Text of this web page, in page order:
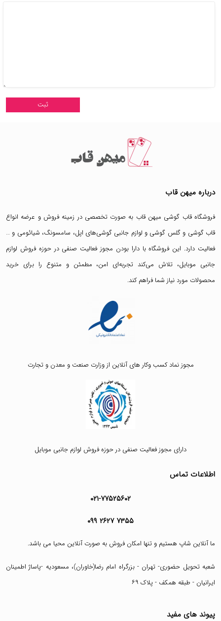
درباره میهن قاب
فروشگاه قاب گوشی میهن قاب به صورت تخصصی در زمینه فروش و عرضه انواع
قاب گوشی وگلس گوشی و لوازم جانبی گوشی‌های اپل، سامسونگ، شیائومی و …
فعالیت دارد. این فروشگاه با دارا بودن مجوز فعالیت صنفی در حوزه فروش لوازم
جانبی موبایل، تلاش می‌کند تجربه‌ای امن، مطمئن و متنوع را برای خرید
محصولات مورد نیاز شما فراهم کند.
مجوز نماد کسب وکار های آنلاین از وزارت صنعت و معدن و تجارت
دارای مجوز فعالیت صنفی در حوزه فروش لوازم جانبی موبایل
اطلاعات تماس
۰۲۱-۷۷۵۲۵۶۰۲
۰۹۹ ۲۶۲۷ ۷۳۵۵
ما آنلاین شاپ هستیم و تنها امکان فروش به صورت آنلاین محیا می باشد.
شعبه تحویل حضوری- تهران - بزرگراه امام رضا(خاوران)، مسعودیه -پاساژ اطمینان
ایرانیان - طبقه همکف - پلاک ۶۹
پیوند های مفید